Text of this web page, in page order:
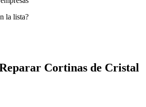
la lista?
Cortinas de Cristal